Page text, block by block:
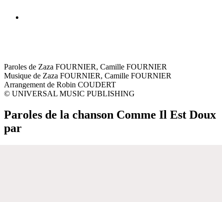
Paroles de Zaza FOURNIER, Camille FOURNIER
Musique de Zaza FOURNIER, Camille FOURNIER
Arrangement de Robin COUDERT
© UNIVERSAL MUSIC PUBLISHING
Paroles de la chanson Comme Il Est Doux
par